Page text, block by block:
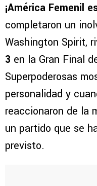
¡América Femenil
completaron un
Washington Spirit,
3 en la Gran Final
Superpoderosas
personalidad y
reaccionaron de la
un partido que se
previsto.